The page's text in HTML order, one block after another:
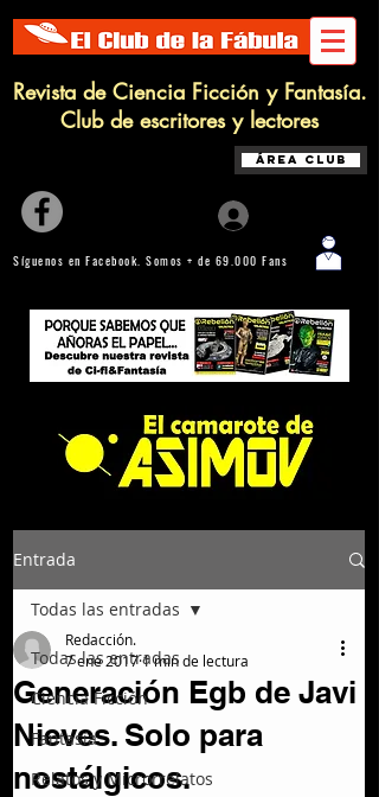
Revista de Ciencia Ficción y Fantasía.
Club de escritores y lectores
Área Club
Síguenos en Facebook. Somos + de 69.000 Fans
Entrada
Todas las entradas
Ciencia Ficción
Fantasía
Relatos y Microrrelatos
Todas las entradas
Generación Egb de Javi
Nieves. Solo para
nostálgicos.
Redacción.
7 ene 20171 min de lectura